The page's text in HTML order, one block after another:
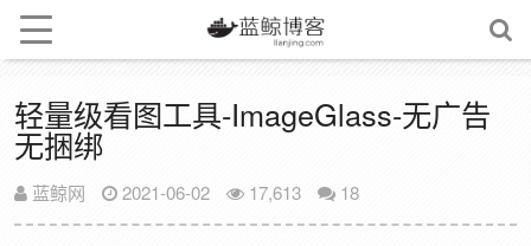
轻量级看图工具-ImageGlass-无广告
无捆绑
蓝鲸网 2021-06-02 17,613 18